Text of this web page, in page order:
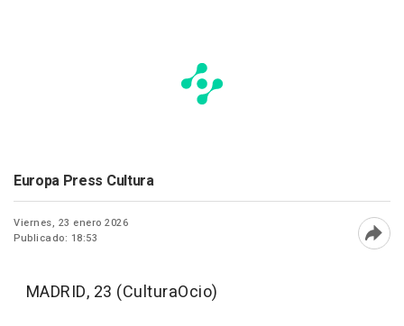
Europa Press Cultura
Viernes, 23 enero 2026
Publicado: 18:53
MADRID, 23 (CulturaOcio)